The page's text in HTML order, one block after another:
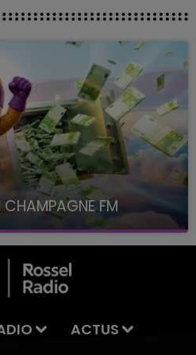
CHAMPAGNE FM
FM, à 8H10
ACTUS